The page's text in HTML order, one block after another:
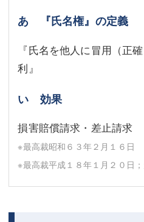
あ 『氏名権』の定義
『氏名を他人に冒用（正
利』
い 効果
損害賠償請求・差止請求
※最高裁昭和６３年２月１６日
※最高裁平成１８年１月２０日